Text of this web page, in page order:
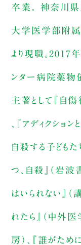
卒業。 神奈川
大学医学部附属
より現職。2017
ンター病院薬物
主著として『自
、『アディクショ
自殺する子どもた
つ、自殺』（岩
はいられない』（
れたら』（中外
房）、『誰がため